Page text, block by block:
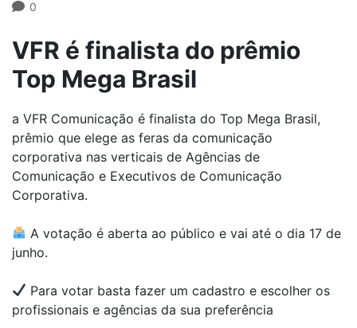
0
VFR é finalista do prêmio
Top Mega Brasil
a VFR Comunicação é finalista do Top Mega Brasil,
prêmio que elege as feras da comunicação
corporativa nas verticais de Agências de
Comunicação e Executivos de Comunicação
Corporativa.
A votação é aberta ao público e vai até o dia 17 de
junho.
Para votar basta fazer um cadastro e escolher os
profissionais e agências da sua preferência